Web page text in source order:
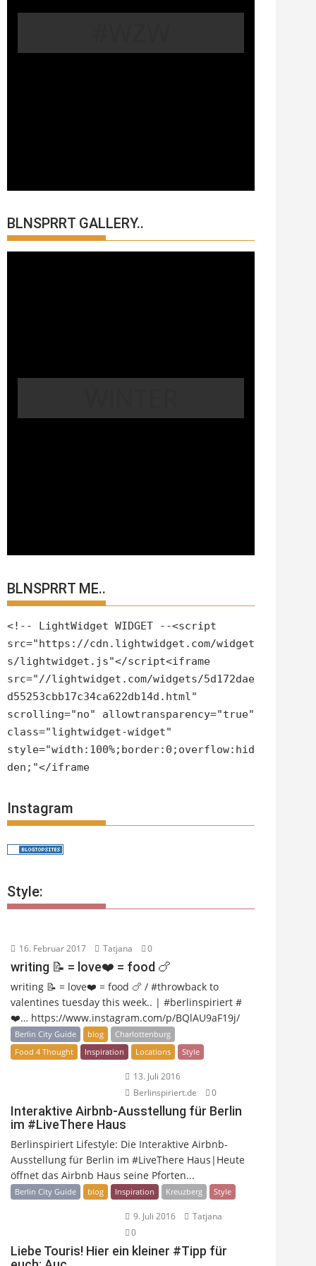
BLNSPRRT GALLERY..
BLNSPRRT ME..
<!-- LightWidget WIDGET --<script
src="https://cdn.lightwidget.com/widget
s/lightwidget.js"</script<iframe
src="//lightwidget.com/widgets/5d172dae
d55253cbb17c34ca622db14d.html"
scrolling="no" allowtransparency="true"
class="lightwidget-widget"
style="width:100%;border:0;overflow:hid
den;"</iframe
Instagram
Style:
16. Februar 2017 Tatjana 0
writing 📝 = love❤️ = food 🍗
writing 📝 = love❤️ = food 🍗 / #throwback to
valentines tuesday this week.. | #berlinspiriert #
❤️… https://www.instagram.com/p/BQlAU9aF19j/
Berlin City Guide blog
Charlottenburg
Food 4 Thought
Inspiration Locations Style
13. Juli 2016
Berlinspiriert.de
0
Interaktive Airbnb-Ausstellung für Berlin
im #LiveThere Haus
Berlinspiriert Lifestyle: Die Interaktive Airbnb-
Ausstellung für Berlin im #LiveThere Haus|Heute
öffnet das Airbnb Haus seine Pforten...
Berlin City Guide blog Inspiration Kreuzberg Style
9. Juli 2016
Tatjana
0
Liebe Touris! Hier ein kleiner #Tipp für